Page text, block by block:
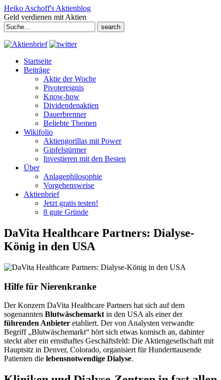
Heiko Aschoff's Aktienblog
Geld verdienen mit Aktien
Search
for:
Startseite
Beiträge
Aktie der Woche
Pivotereignis
Know-how
Dividendenaktien
Dauerbrenner
Beliebte Themen
Wikifolio
Aktiengorillas mit Power
Gipfelstürmer
Investieren mit den Besten
Über
Anlagephilosophie
Vorgehensweise
Aktienbrief
Jetzt gratis testen!
8 gute Gründe
DaVita Healthcare Partners: Dialyse-
König in den USA
Hilfe für Nierenkranke
Der Konzern DaVita Healthcare Partners hat sich auf dem
sogenannten Blutwäschemarkt in den USA als einer der
führenden Anbieter etabliert. Der von Analysten verwandte
Begriff „Blutwäschemarkt“ hört sich etwas komisch an, dahinter
steckt aber ein ernsthaftes Geschäftsfeld: Die Aktiengesellschaft mit
Hauptsitz in Denver, Colorado, organisiert für Hunderttausende
Patienten die lebensnotwendige Dialyse.